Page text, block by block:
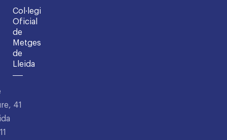
Col·legi
Oficial
de
Metges
de
Lleida
41